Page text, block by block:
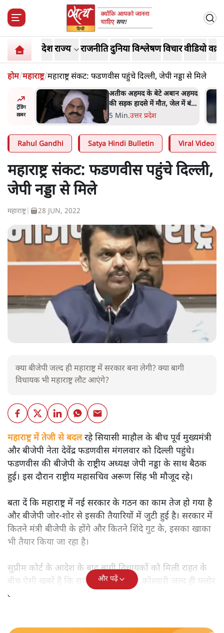
देशराज्य राजनीतिदुनियाविश्लेषणविचारवीडियो
होम/महाराष्ट्र/महाराष्ट्र संकट: फडणवीस पहुंचे दिल्ली, जेपी नड्डा से मिले
ट्रेंडिंग
ख़बर
अहमद
में बंद
शेख हसीना की प्रेस कॉन्फ्रेंस में
शामिल हुए क्रिकेटर शाकिब अल
हसन के घर पर पेट्रोल बम से हमला
5 Min.दुनिया
Rahul Gandhi Satya Hindi Bulletin Viral Video
महाराष्ट्र संकट: फडणवीस पहुंचे दिल्ली,
जेपी नड्डा से मिले
महाराष्ट्र| 28 JUN, 2022
क्या बीजेपी जल्द ही महाराष्ट्र में सरकार बना लेगी? क्या बागी
विधायक भी महाराष्ट्र लौट आएंगे?
महाराष्ट्र में तेजी से बदलरहे सियासी माहौल के बीच पूर्व मुख्यमंत्री
और बीजेपी नेता देवेंद्र फडणवीस मंगलवार को दिल्ली पहुंचे।
फडणवीस की बीजेपी के राष्ट्रीय अध्यक्ष जेपी नड्डा के साथ बैठक
हुई। इस दौरान राष्ट्रीय महासचिव अरूण सिंह भी मौजूद रहे।
बता दें कि महाराष्ट्र में नई सरकार के गठन का काम तेज हो गया है
और बीजेपी जोर-शोर से इसकी तैयारियों में जुटी हुई है। सरकार में
कितने मंत्री बीजेपी के होंगे और कितने शिंदे गुट के, इसका खाका
भी तैयार किया जा रहा है।
सुप्रीम कोर्ट के आदेश के बाद बागी विधायकों को मिली राहत के
बीच ऐसी खबरें हैं कि राज्यपाल भगत सिंह कोश्यारी जल्द ही फ्लोर
टेस्ट कराने का आदेश दे सकते हैं।
और पढ़ें